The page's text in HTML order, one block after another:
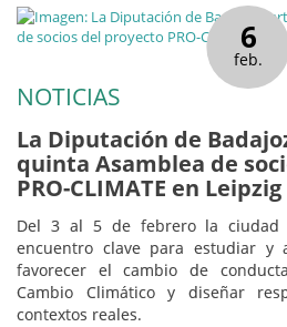
6
feb.
NOTICIAS
La Diputación de
quinta Asamblea de
PRO-CLIMATE en Leipzig
Del 3 al 5 de febrero la ciudad
encuentro clave para estudiar y
favorecer el cambio de
Cambio Climático y diseñar
contextos reales.